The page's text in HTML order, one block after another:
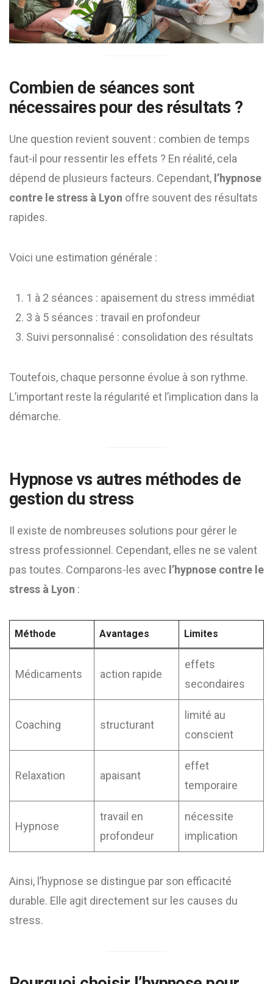
Combien de séances sont
nécessaires pour des résultats ?
Une question revient souvent : combien de temps
faut-il pour ressentir les effets ? En réalité, cela
dépend de plusieurs facteurs. Cependant, l’hypnose
contre le stress à Lyon offre souvent des résultats
rapides.
Voici une estimation générale :
1 à 2 séances : apaisement du stress immédiat
3 à 5 séances : travail en profondeur
Suivi personnalisé : consolidation des résultats
Toutefois, chaque personne évolue à son rythme.
L’important reste la régularité et l’implication dans la
démarche.
Hypnose vs autres méthodes de
gestion du stress
Il existe de nombreuses solutions pour gérer le
stress professionnel. Cependant, elles ne se valent
pas toutes. Comparons-les avec l’hypnose contre le
stress à Lyon :
Méthode Avantages Limites
Médicaments action rapide
effets
secondaires
Coaching structurant
limité au
conscient
Relaxation apaisant
effet
temporaire
Hypnose
travail en
profondeur
nécessite
implication
Ainsi, l’hypnose se distingue par son efficacité
durable. Elle agit directement sur les causes du
stress.